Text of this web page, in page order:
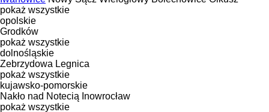
pokaż wszystkie
opolskie
Grodków
pokaż wszystkie
dolnośląskie
Zebrzydowa Legnica
pokaż wszystkie
kujawsko-pomorskie
Nakło nad Notecią Inowrocław
pokaż wszystkie